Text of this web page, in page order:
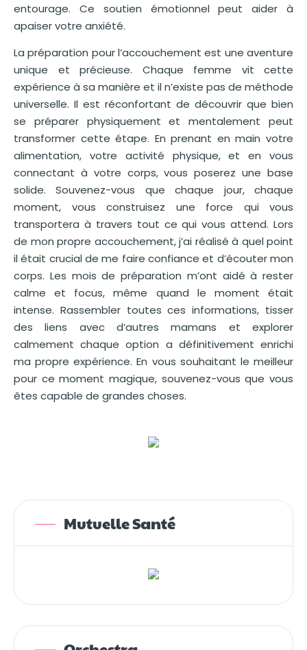
entourage. Ce soutien émotionnel peut aider à
apaiser votre anxiété.
La préparation pour l’accouchement est une aventure
unique et précieuse. Chaque femme vit cette
expérience à sa manière et il n’existe pas de méthode
universelle. Il est réconfortant de découvrir que bien
se préparer physiquement et mentalement peut
transformer cette étape. En prenant en main votre
alimentation, votre activité physique, et en vous
connectant à votre corps, vous poserez une base
solide. Souvenez-vous que chaque jour, chaque
moment, vous construisez une force qui vous
transportera à travers tout ce qui vous attend. Lors
de mon propre accouchement, j’ai réalisé à quel point
il était crucial de me faire confiance et d’écouter mon
corps. Les mois de préparation m’ont aidé à rester
calme et focus, même quand le moment était
intense. Rassembler toutes ces informations, tisser
des liens avec d’autres mamans et explorer
calmement chaque option a définitivement enrichi
ma propre expérience. En vous souhaitant le meilleur
pour ce moment magique, souvenez-vous que vous
êtes capable de grandes choses.
Mutuelle Santé